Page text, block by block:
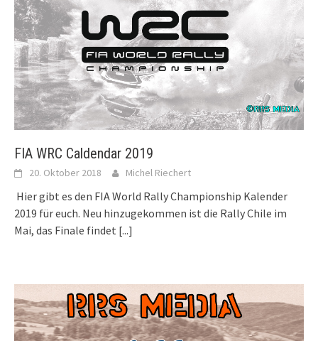
FIA WRC Caldendar 2019
20. Oktober 2018 Michel Riechert
Hier gibt es den FIA World Rally Championship Kalender
2019 für euch. Neu hinzugekommen ist die Rally Chile im
Mai, das Finale findet [...]